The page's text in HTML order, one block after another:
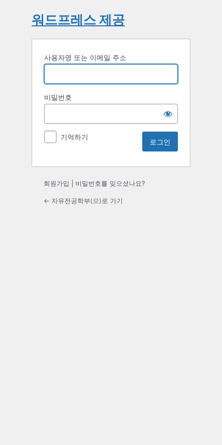
워드프레스 제공
사용자명 또는 이메일 주소
비밀번호
기억하기
회원가입 비밀번호를 잊으셨나요?
← 자유전공학부(으)로 가기